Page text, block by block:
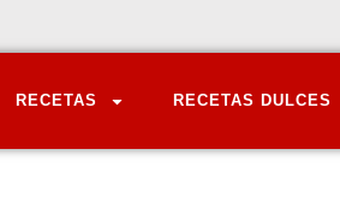
RECETAS RECETAS DULCES